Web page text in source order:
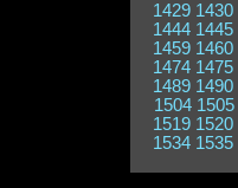
1429 1430
1444 1445
1459 1460
1474 1475
1489 1490
1504 1505
1519 1520
1534 1535